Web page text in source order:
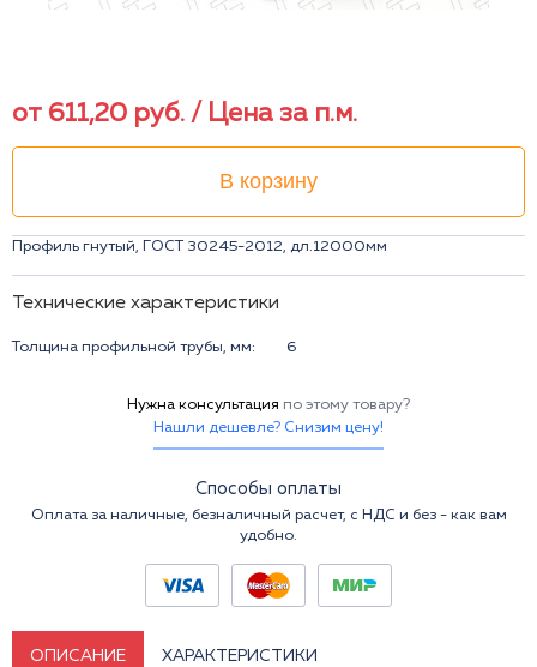
от 611,20 руб. / Цена за п.м.
В корзину
Профиль гнутый, ГОСТ 30245-2012, дл.12000мм
Технические характеристики
Толщина профильной трубы, мм: 6
Нужна консультация по этому товару?
Нашли дешевле? Снизим цену!
Способы оплаты
Оплата за наличные, безналичный расчет, с НДС и без - как вам
удобно.
ОПИСАНИЕ ХАРАКТЕРИСТИКИ